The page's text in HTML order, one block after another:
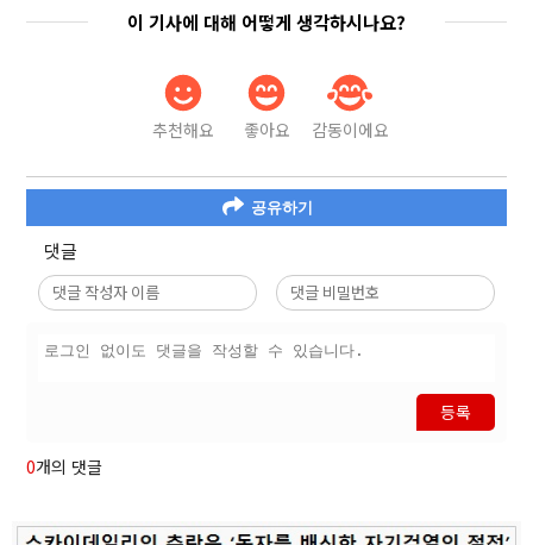
이 기사에 대해 어떻게 생각하시나요?
추천해요 좋아요 감동이에요
공유하기
댓글
등록
0개의 댓글